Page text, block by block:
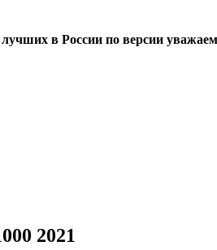
в России по версии
2021